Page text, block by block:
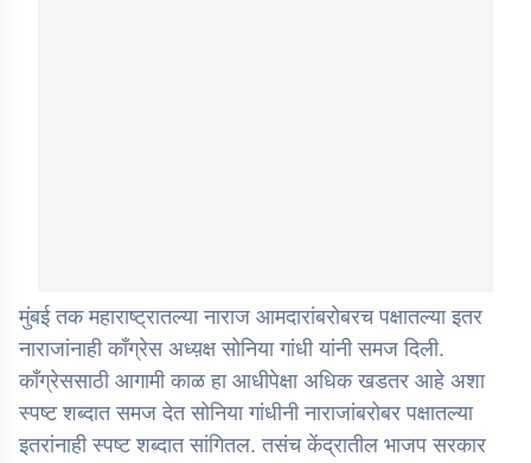
मुंबई तक महाराष्ट्रातल्या नाराज आमदारांबरोबरच पक्षातल्या इतर
नाराजांनाही काँग्रेस अध्य़क्ष सोनिया गांधी यांनी समज दिली.
काँग्रेससाठी आगामी काळ हा आधीपेक्षा अधिक खडतर आहे अशा
स्पष्ट शब्दात समज देत सोनिया गांधीनी नाराजांबरोबर पक्षातल्या
इतरांनाही स्पष्ट शब्दात सांगितल. तसंच केंद्रातील भाजप सरकार